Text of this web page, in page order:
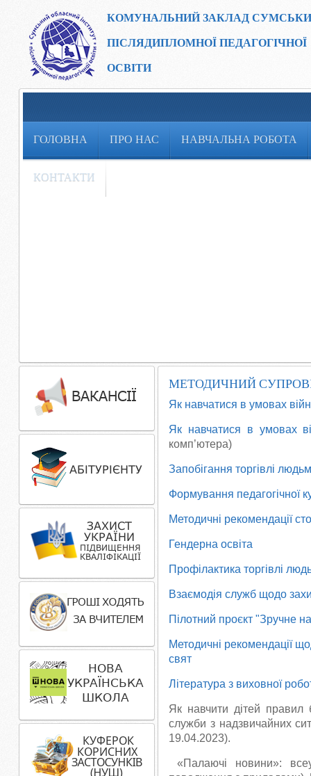
КОМУНАЛЬНИЙ ЗАКЛАД
ПІСЛЯДИПЛОМНОЇ ПЕДАГОГІЧНОЇ
ОСВІТИ
ГОЛОВНА ПРО НАС НАВЧАЛЬНА РОБОТА
КОНТАКТИ
МЕТОДИЧНИЙ
Як навчатися в умовах
Як навчатися в умовах
комп’ютера)
Запобігання торгівлі
Формування педагогічної
Методичні рекомендації
Гендерна освіта
Профілактика торгівлі
Взаємодія служб щодо
Пілотний проєкт "Зручне
Методичні рекомендації
свят
Література з виховної
Як навчити дітей правил
служби з надзвичайних
19.04.2023).
«Палаючі новини»: